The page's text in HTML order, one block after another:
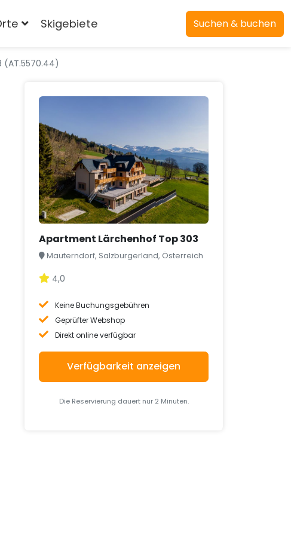
Skigebiete Suchen & buchen
Apartment Lärchenhof Top 303
Mauterndorf, Salzburgerland, Österreich
4,0
Keine Buchungsgebühren
Geprüfter Webshop
Direkt online verfügbar
Verfügbarkeit anzeigen
Die Reservierung dauert nur 2 Minuten.